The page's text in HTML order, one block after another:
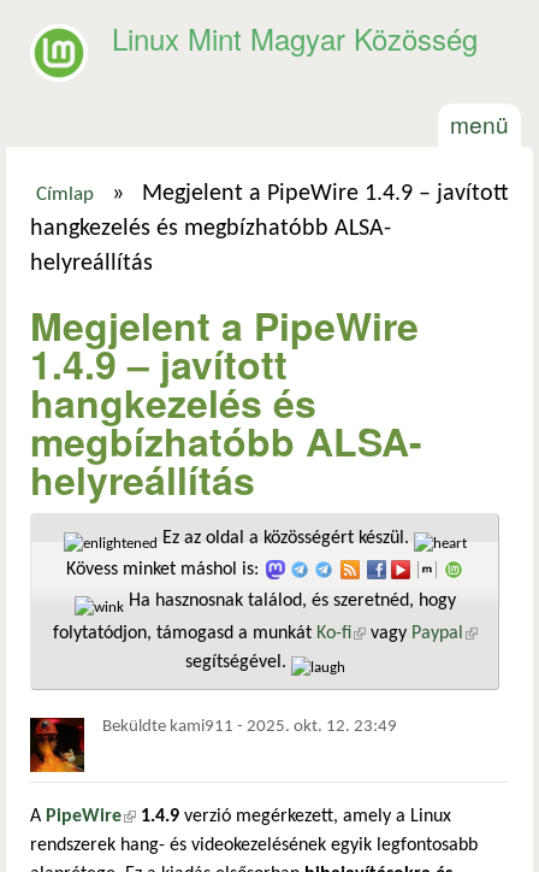
Linux Mint Magyar Közösség
menü
Jelenlegi hely
Címlap »
Megjelent a PipeWire 1.4.9 – javított
hangkezelés és megbízhatóbb ALSA-
helyreállítás
Megjelent a PipeWire
1.4.9 – javított
hangkezelés és
megbízhatóbb ALSA-
helyreállítás
Ez az oldal a közösségért készül.
Kövess minket máshol is:
Ha hasznosnak találod, és szeretnéd, hogy
folytatódjon, támogasd a munkát Ko-fi(külső hivatkozás)
vagy Paypal
segítségével.
Beküldte kami911 - 2025. okt. 12. 23:49
A PipeWire(külső hivatkozás)
1.4.9 verzió megérkezett, amely a Linux
rendszerek hang- és videokezelésének egyik legfontosabb